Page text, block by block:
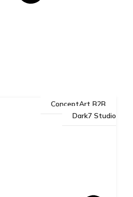
ConceptArt B2B
Dark7 Studio